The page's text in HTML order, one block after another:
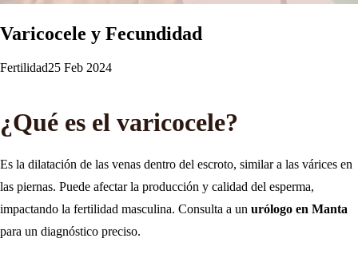
Varicocele y Fecundidad
Fertilidad25 Feb 2024
¿Qué es el varicocele?
Es la dilatación de las venas dentro del escroto, similar a las várices en
las piernas. Puede afectar la producción y calidad del esperma,
impactando la fertilidad masculina. Consulta a un urólogo en Manta
para un diagnóstico preciso.